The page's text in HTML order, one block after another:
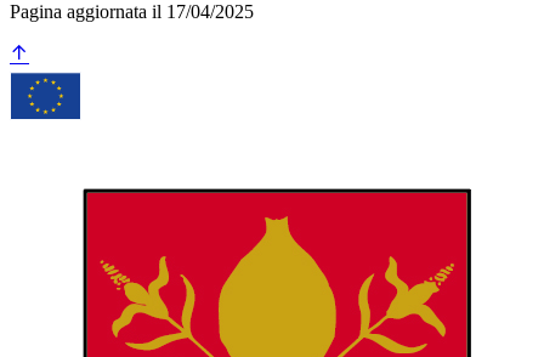
Pagina aggiornata il 17/04/2025